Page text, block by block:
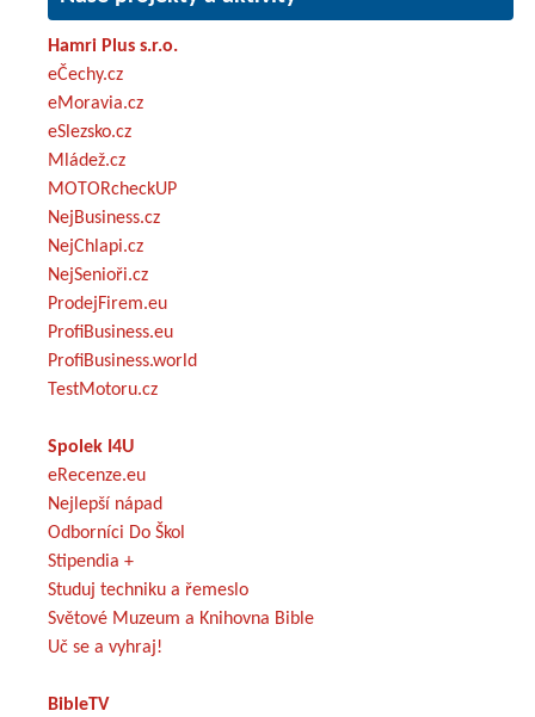
Hamri Plus s.r.o.
eČechy.cz
eMoravia.cz
eSlezsko.cz
Mládež.cz
MOTORcheckUP
NejBusiness.cz
NejChlapi.cz
NejSenioři.cz
ProdejFirem.eu
ProfiBusiness.eu
ProfiBusiness.world
TestMotoru.cz
Spolek I4U
eRecenze.eu
Nejlepší nápad
Odborníci Do Škol
Stipendia +
Studuj techniku a řemeslo
Světové Muzeum a Knihovna Bible
Uč se a vyhraj!
BibleTV